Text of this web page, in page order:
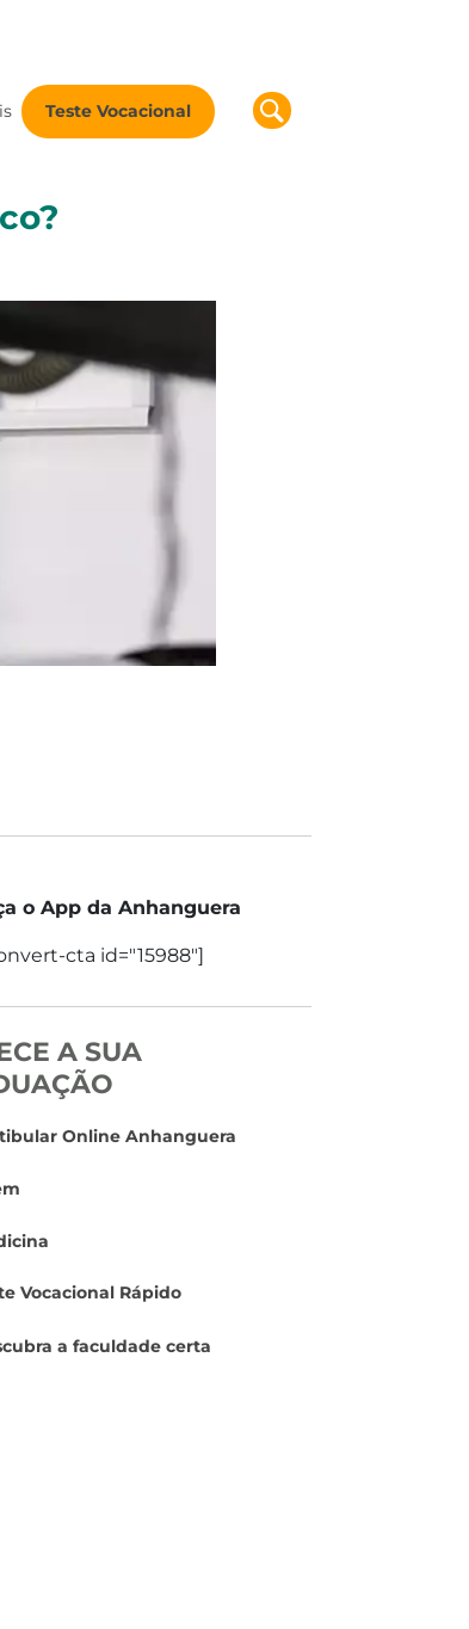
Teste Vocacional
o App da Anhanguera
cta id="15988"]
A SUA
Online Anhanguera
Vocacional Rápido
a faculdade certa